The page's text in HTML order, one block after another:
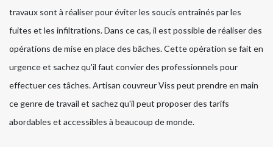
travaux sont à réaliser pour éviter les soucis entraînés par les
fuites et les infiltrations. Dans ce cas, il est possible de réaliser des
opérations de mise en place des bâches. Cette opération se fait en
urgence et sachez qu'il faut convier des professionnels pour
effectuer ces tâches. Artisan couvreur Viss peut prendre en main
ce genre de travail et sachez qu'il peut proposer des tarifs
abordables et accessibles à beaucoup de monde.